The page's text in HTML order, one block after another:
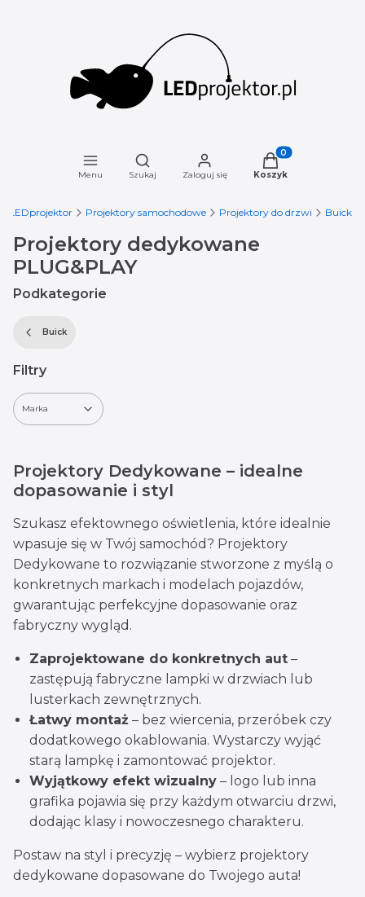
Menu
Otwórz wyszukiwarkę
Szukaj Zaloguj się
Produkty w
Koszyk
LEDprojektor Projektory samochodowe Projektory do drzwi Buick
Projektory dedykowane
PLUG&PLAY
Podkategorie
Buick
Filtry
Marka
Projektory Dedykowane – idealne
dopasowanie i styl
Szukasz efektownego oświetlenia, które idealnie
wpasuje się w Twój samochód? Projektory
Dedykowane to rozwiązanie stworzone z myślą o
konkretnych markach i modelach pojazdów,
gwarantując perfekcyjne dopasowanie oraz
fabryczny wygląd.
Zaprojektowane do konkretnych aut –
zastępują fabryczne lampki w drzwiach lub
lusterkach zewnętrznych.
Łatwy montaż – bez wiercenia, przeróbek czy
dodatkowego okablowania. Wystarczy wyjąć
starą lampkę i zamontować projektor.
Wyjątkowy efekt wizualny – logo lub inna
grafika pojawia się przy każdym otwarciu drzwi,
dodając klasy i nowoczesnego charakteru.
Postaw na styl i precyzję – wybierz projektory
dedykowane dopasowane do Twojego auta!